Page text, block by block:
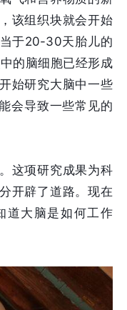
该组织块就会开始
于20-30天胎儿的
的脑细胞已经形成
始研究大脑中一些
会导致一些常见的
这项研究成果为科
开辟了道路。现在
道大脑是如何工作